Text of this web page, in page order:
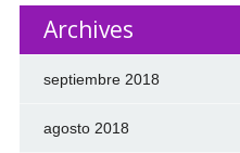
Archives
septiembre 2018
agosto 2018